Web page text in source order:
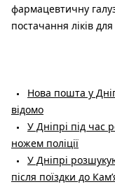
фармацевтичну
постачання ліків для
Нова пошта у
відомо
У Дніпрі під час
ножем поліції
У Дніпрі
після поїздки до